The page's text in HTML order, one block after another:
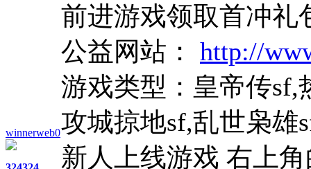
winnerweb0
前进游戏领取首冲礼
公益网站： http://
游戏类型：皇帝传sf,
攻城掠地sf,乱世枭雄
新人上线游戏 右上